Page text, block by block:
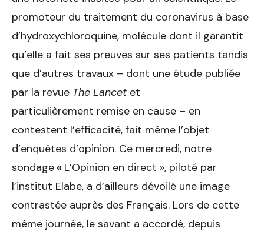
promoteur du traitement du coronavirus à base
d’hydroxychloroquine, molécule dont il garantit
qu’elle a fait ses preuves sur ses patients tandis
que d’autres travaux – dont une étude publiée
par la revue The Lancet et
particulièrement remise en cause – en
contestent l’efficacité, fait même l’objet
d’enquêtes d’opinion. Ce mercredi, notre
sondage « L’Opinion en direct », piloté par
l’institut Elabe, a d’ailleurs dévoilé une image
contrastée auprès des Français. Lors de cette
même journée, le savant a accordé, depuis